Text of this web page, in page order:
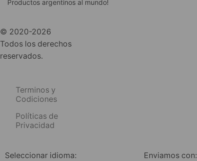
Productos argentinos al mundo!
© 2020-2026
Todos los derechos
reservados.
Terminos y
Codiciones
Políticas de
Privacidad
Seleccionar idioma: Enviamos con: